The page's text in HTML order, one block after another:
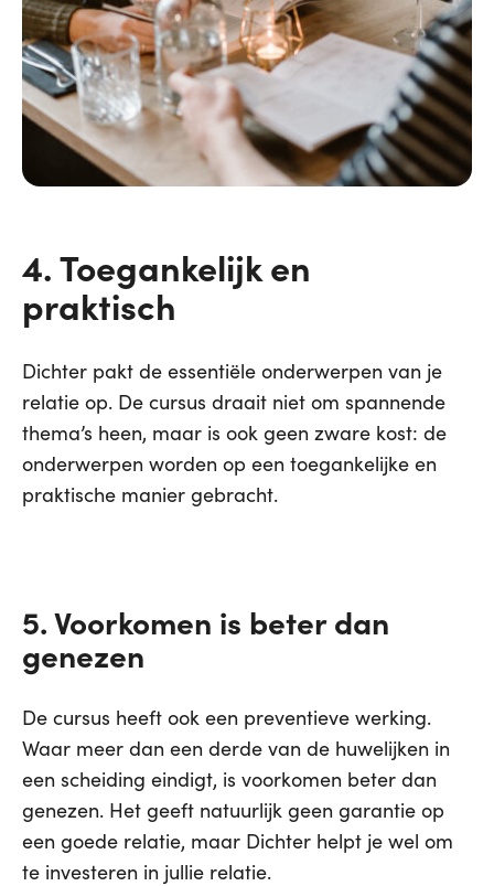
4. Toegankelijk en
praktisch
Dichter pakt de essentiële onderwerpen van je
relatie op. De cursus draait niet om spannende
thema’s heen, maar is ook geen zware kost: de
onderwerpen worden op een toegankelijke en
praktische manier gebracht.
5. Voorkomen is beter dan
genezen
De cursus heeft ook een preventieve werking.
Waar meer dan een derde van de huwelijken in
een scheiding eindigt, is voorkomen beter dan
genezen. Het geeft natuurlijk geen garantie op
een goede relatie, maar Dichter helpt je wel om
te investeren in jullie relatie.